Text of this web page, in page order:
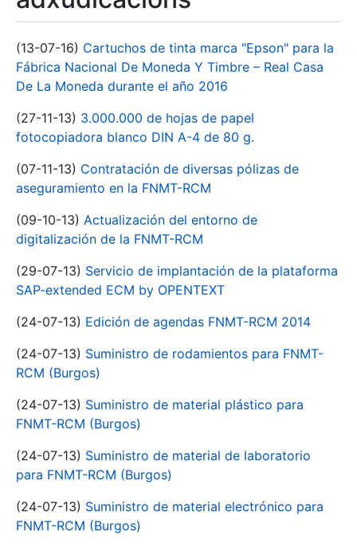
(13-07-16) Cartuchos de tinta marca "Epson" para la
Fábrica Nacional De Moneda Y Timbre – Real Casa
De La Moneda durante el año 2016
(27-11-13) 3.000.000 de hojas de papel
fotocopiadora blanco DIN A-4 de 80 g.
(07-11-13) Contratación de diversas pólizas de
aseguramiento en la FNMT-RCM
(09-10-13) Actualización del entorno de
digitalización de la FNMT-RCM
(29-07-13) Servicio de implantación de la plataforma
SAP-extended ECM by OPENTEXT
(24-07-13) Edición de agendas FNMT-RCM 2014
(24-07-13) Suministro de rodamientos para FNMT-
RCM (Burgos)
(24-07-13) Suministro de material plástico para
FNMT-RCM (Burgos)
(24-07-13) Suministro de material de laboratorio
para FNMT-RCM (Burgos)
(24-07-13) Suministro de material electrónico para
FNMT-RCM (Burgos)